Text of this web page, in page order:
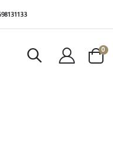
Cart
0